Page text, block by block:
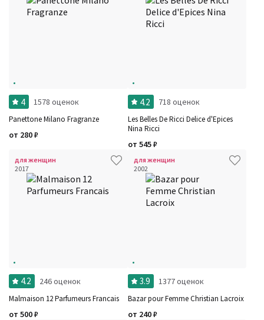
4 1578 оценок
Panettone Milano Fragranze
от 280₽
4.2 718 оценок
Les Belles De Ricci Delice d'Epices
Nina Ricci
от 545₽
для женщин
2017
4.2 246 оценок
Malmaison 12 Parfumeurs Francais
от 500₽
для женщин
2002
3.9 1377 оценок
Bazar pour Femme Christian Lacroix
от 240₽